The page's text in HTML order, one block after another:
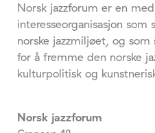
Norsk jazzforum er en
interesseorganisasjon som
norske jazzmiljøet, og som
for å fremme den norske
kulturpolitisk og
Norsk jazzforum